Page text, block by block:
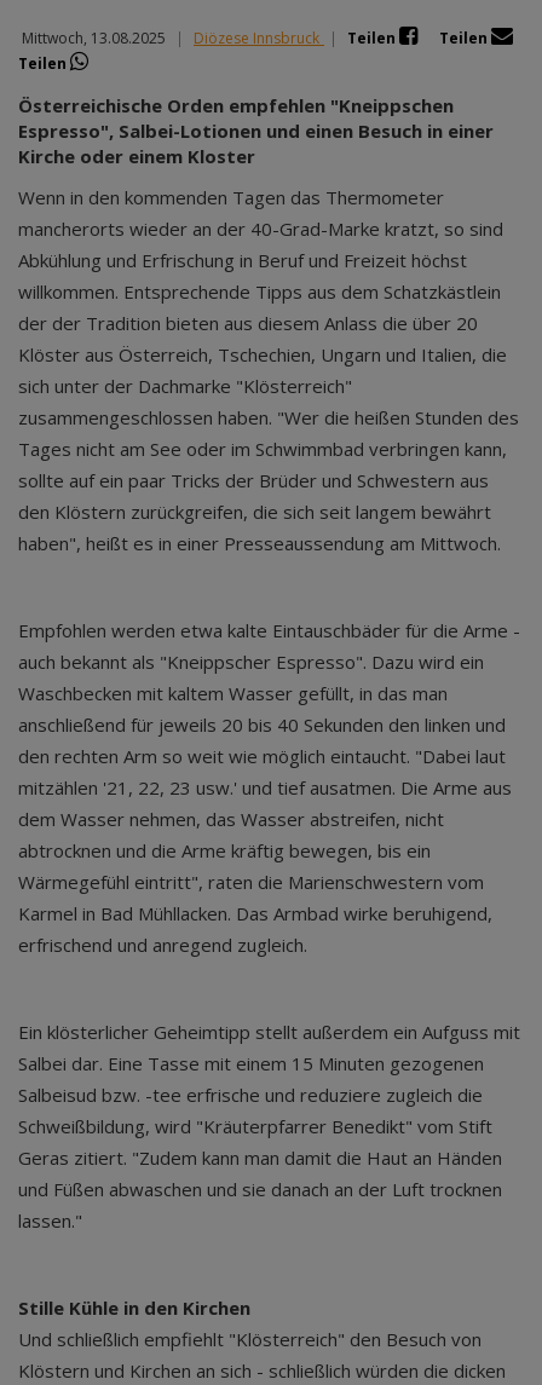
Mittwoch, 13.08.2025 | Diözese Innsbruck | Teilen
Teilen
Teilen
Österreichische Orden empfehlen "Kneippschen
Espresso", Salbei-Lotionen und einen Besuch in einer
Kirche oder einem Kloster
Wenn in den kommenden Tagen das Thermometer
mancherorts wieder an der 40-Grad-Marke kratzt, so sind
Abkühlung und Erfrischung in Beruf und Freizeit höchst
willkommen. Entsprechende Tipps aus dem Schatzkästlein
der der Tradition bieten aus diesem Anlass die über 20
Klöster aus Österreich, Tschechien, Ungarn und Italien, die
sich unter der Dachmarke "Klösterreich"
zusammengeschlossen haben. "Wer die heißen Stunden des
Tages nicht am See oder im Schwimmbad verbringen kann,
sollte auf ein paar Tricks der Brüder und Schwestern aus
den Klöstern zurückgreifen, die sich seit langem bewährt
haben", heißt es in einer Presseaussendung am Mittwoch.
Empfohlen werden etwa kalte Eintauschbäder für die Arme -
auch bekannt als "Kneippscher Espresso". Dazu wird ein
Waschbecken mit kaltem Wasser gefüllt, in das man
anschließend für jeweils 20 bis 40 Sekunden den linken und
den rechten Arm so weit wie möglich eintaucht. "Dabei laut
mitzählen '21, 22, 23 usw.' und tief ausatmen. Die Arme aus
dem Wasser nehmen, das Wasser abstreifen, nicht
abtrocknen und die Arme kräftig bewegen, bis ein
Wärmegefühl eintritt", raten die Marienschwestern vom
Karmel in Bad Mühllacken. Das Armbad wirke beruhigend,
erfrischend und anregend zugleich.
Ein klösterlicher Geheimtipp stellt außerdem ein Aufguss mit
Salbei dar. Eine Tasse mit einem 15 Minuten gezogenen
Salbeisud bzw. -tee erfrische und reduziere zugleich die
Schweißbildung, wird "Kräuterpfarrer Benedikt" vom Stift
Geras zitiert. "Zudem kann man damit die Haut an Händen
und Füßen abwaschen und sie danach an der Luft trocknen
lassen."
Stille Kühle in den Kirchen
Und schließlich empfiehlt "Klösterreich" den Besuch von
Klöstern und Kirchen an sich - schließlich würden die dicken